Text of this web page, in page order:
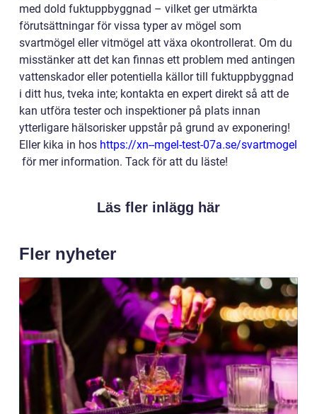
med dold fuktuppbyggnad – vilket ger utmärkta
förutsättningar för vissa typer av mögel som
svartmögel eller vitmögel att växa okontrollerat. Om du
misstänker att det kan finnas ett problem med antingen
vattenskador eller potentiella källor till fuktuppbyggnad
i ditt hus, tveka inte; kontakta en expert direkt så att de
kan utföra tester och inspektioner på plats innan
ytterligare hälsorisker uppstår på grund av exponering!
Eller kika in hos https://xn--mgel-test-07a.se/svartmogel
för mer information. Tack för att du läste!
Läs fler inlägg här
Fler nyheter